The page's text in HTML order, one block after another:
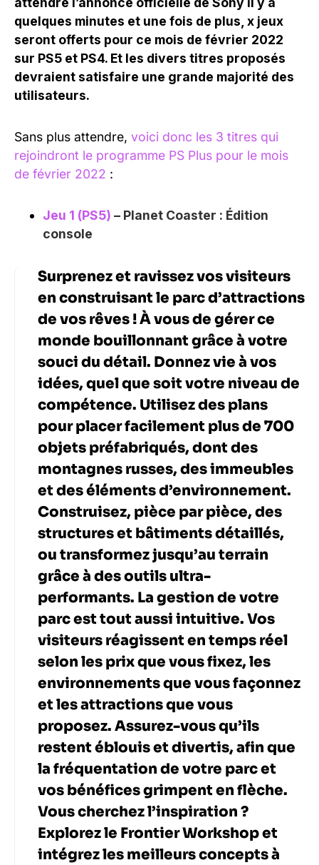
quelques minutes et une fois de plus, x jeux
seront offerts pour ce mois de février 2022
sur PS5 et PS4. Et les divers titres proposés
devraient satisfaire une grande majorité des
utilisateurs.
Sans plus attendre, voici donc les 3 titres qui
rejoindront le programme PS Plus pour le mois
de février 2022 :
Jeu 1 (PS5) – Planet Coaster : Édition
console
Surprenez et ravissez vos visiteurs
en construisant le parc d’attractions
de vos rêves ! À vous de gérer ce
monde bouillonnant grâce à votre
souci du détail. Donnez vie à vos
idées, quel que soit votre niveau de
compétence. Utilisez des plans
pour placer facilement plus de 700
objets préfabriqués, dont des
montagnes russes, des immeubles
et des éléments d’environnement.
Construisez, pièce par pièce, des
structures et bâtiments détaillés,
ou transformez jusqu’au terrain
grâce à des outils ultra-
performants. La gestion de votre
parc est tout aussi intuitive. Vos
visiteurs réagissent en temps réel
selon les prix que vous fixez, les
environnements que vous façonnez
et les attractions que vous
proposez. Assurez-vous qu’ils
restent éblouis et divertis, afin que
la fréquentation de votre parc et
vos bénéfices grimpent en flèche.
Vous cherchez l’inspiration ?
Explorez le Frontier Workshop et
intégrez les meilleurs concepts à